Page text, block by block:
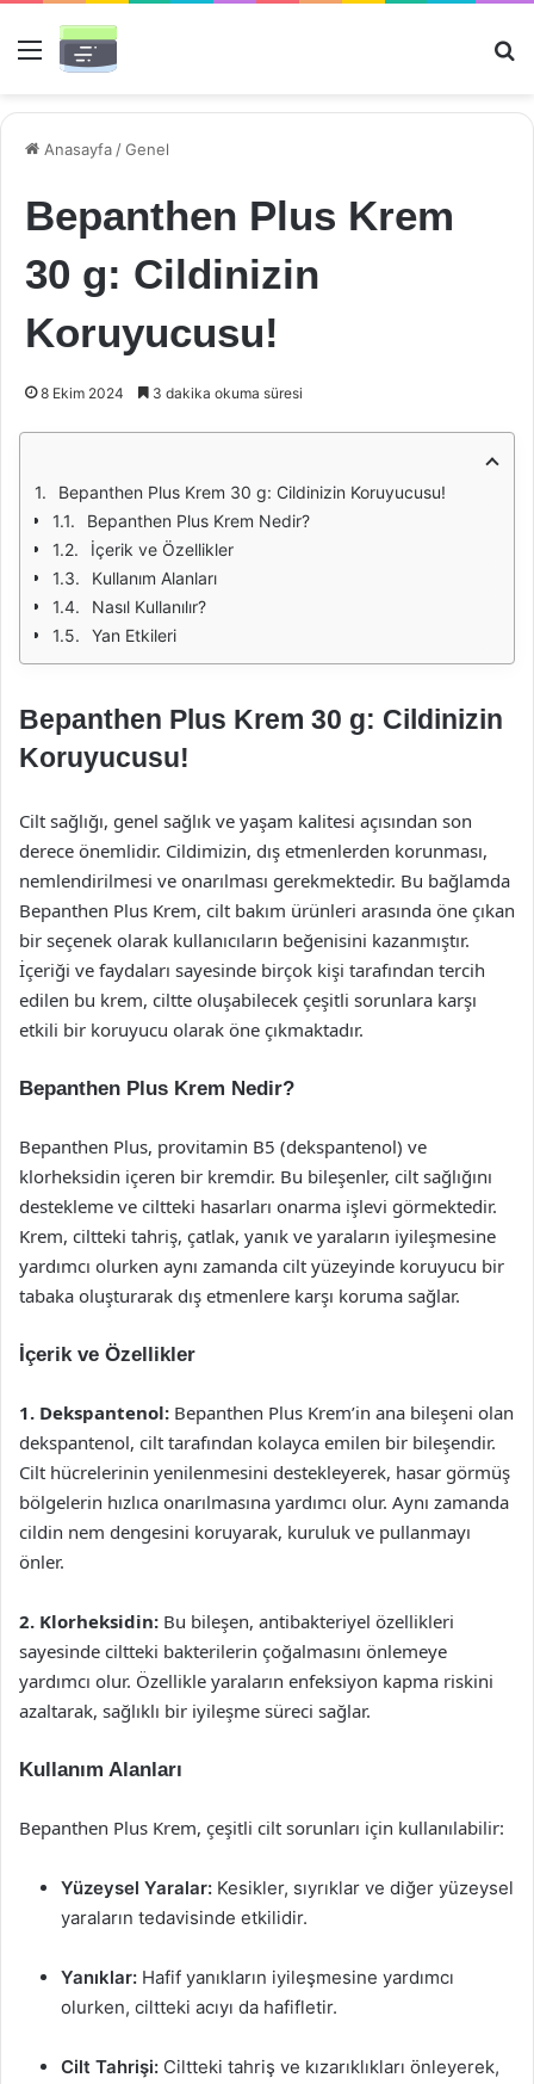
Menü
Anasayfa /Genel
Bepanthen Plus Krem
30 g: Cildinizin
Koruyucusu!
8 Ekim 2024 3 dakika okuma süresi
Bepanthen Plus Krem 30 g: Cildinizin Koruyucusu!
Bepanthen Plus Krem Nedir?
İçerik ve Özellikler
Kullanım Alanları
Nasıl Kullanılır?
Yan Etkileri
Bepanthen Plus Krem 30 g: Cildinizin
Koruyucusu!
Cilt sağlığı, genel sağlık ve yaşam kalitesi açısından son
derece önemlidir. Cildimizin, dış etmenlerden korunması,
nemlendirilmesi ve onarılması gerekmektedir. Bu bağlamda
Bepanthen Plus Krem, cilt bakım ürünleri arasında öne çıkan
bir seçenek olarak kullanıcıların beğenisini kazanmıştır.
İçeriği ve faydaları sayesinde birçok kişi tarafından tercih
edilen bu krem, ciltte oluşabilecek çeşitli sorunlara karşı
etkili bir koruyucu olarak öne çıkmaktadır.
Bepanthen Plus Krem Nedir?
Bepanthen Plus, provitamin B5 (dekspantenol) ve
klorheksidin içeren bir kremdir. Bu bileşenler, cilt sağlığını
destekleme ve ciltteki hasarları onarma işlevi görmektedir.
Krem, ciltteki tahriş, çatlak, yanık ve yaraların iyileşmesine
yardımcı olurken aynı zamanda cilt yüzeyinde koruyucu bir
tabaka oluşturarak dış etmenlere karşı koruma sağlar.
İçerik ve Özellikler
1. Dekspantenol: Bepanthen Plus Krem’in ana bileşeni olan
dekspantenol, cilt tarafından kolayca emilen bir bileşendir.
Cilt hücrelerinin yenilenmesini destekleyerek, hasar görmüş
bölgelerin hızlıca onarılmasına yardımcı olur. Aynı zamanda
cildin nem dengesini koruyarak, kuruluk ve pullanmayı
önler.
2. Klorheksidin: Bu bileşen, antibakteriyel özellikleri
sayesinde ciltteki bakterilerin çoğalmasını önlemeye
yardımcı olur. Özellikle yaraların enfeksiyon kapma riskini
azaltarak, sağlıklı bir iyileşme süreci sağlar.
Kullanım Alanları
Bepanthen Plus Krem, çeşitli cilt sorunları için kullanılabilir:
Yüzeysel Yaralar: Kesikler, sıyrıklar ve diğer yüzeysel
yaraların tedavisinde etkilidir.
Yanıklar: Hafif yanıkların iyileşmesine yardımcı
olurken, ciltteki acıyı da hafifletir.
Cilt Tahrişi: Ciltteki tahriş ve kızarıklıkları önleyerek,